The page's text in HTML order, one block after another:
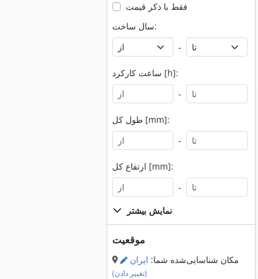
فقط با ذکر قیمت
سال ساخت:
-
ساعت کارکرد [h]:
-
طول کل [mm]:
-
ارتفاع کل [mm]:
-
نمایش بیشتر
موقعیت
مکان شناسایی‌شده شما: ایران
(تغییر دادن)